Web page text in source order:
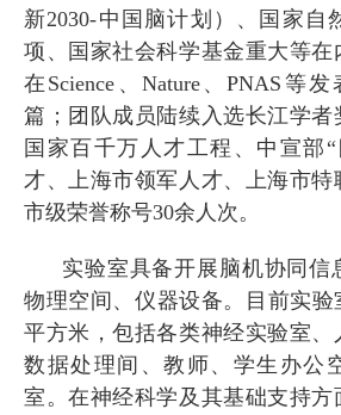
新2030-中国脑计划）、国家自
项、国家社会科学基金重大等在
在 Science 、 Nature、PNAS 等发
篇； 团队成员陆续入选长江学者
国家百千万人才工程、中宣部
才、上海市领军人才、上海市
市级荣誉称号30余人次。
实验室具备开展脑机协同信
物理空间、仪器设备。目前实验
平方米，包括各类神经实验室、
数据处理间、教师、学生办公
室。在神经科学及其基础支持方